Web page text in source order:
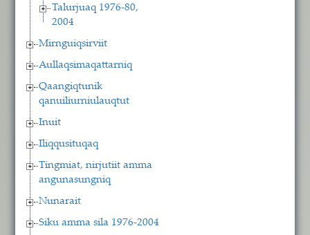
Talurjuaq 1976-80,
2004
Mirnguiqsirviit
Aullaqsimaqattarniq
Qaangiqtunik
qanuiliurniulauqtut
Inuit
Iliqqusituqaq
Tingmiat, nirjutiit amma
angunasungniq
Nunarait
Siku amma sila 1976-2004